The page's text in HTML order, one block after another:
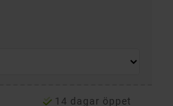
14 dagar öppet